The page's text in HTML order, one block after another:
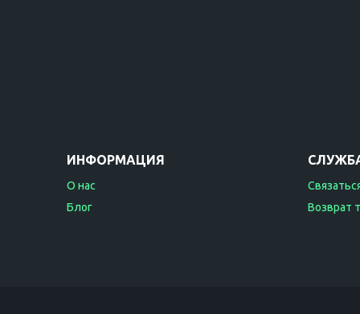
ИНФОРМАЦИЯ
О нас
Блог
Возврат